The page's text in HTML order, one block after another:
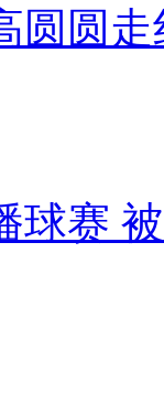
圆圆走
球赛